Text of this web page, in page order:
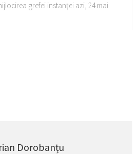
grefei instanţei azi, 24 mai
Dorobanțu